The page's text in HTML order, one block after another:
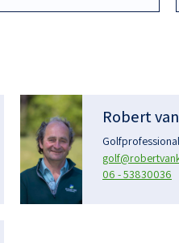
Robert
Golfprofessional
06 - 53830036